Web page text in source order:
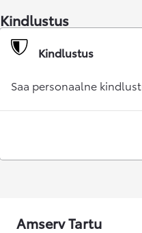
Kindlustus
Kindlustus
Saa personaalne
Amserv Tartu